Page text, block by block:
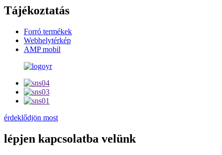
Tájékoztatás
Forró termékek
Webhelytérkép
AMP mobil
érdeklődjön most
lépjen kapcsolatba velünk